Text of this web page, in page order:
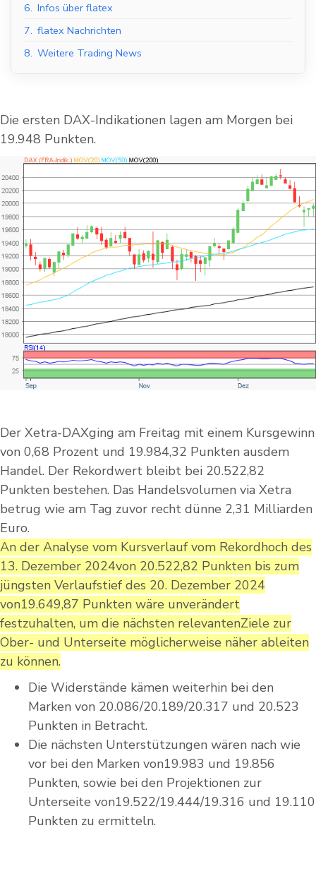
6. Infos über flatex
7. flatex Nachrichten
8. Weitere Trading News
Die ersten DAX-Indikationen lagen am Morgen bei
19.948 Punkten.
Der Xetra-DAXging am Freitag mit einem Kursgewinn
von 0,68 Prozent und 19.984,32 Punkten ausdem
Handel. Der Rekordwert bleibt bei 20.522,82
Punkten bestehen. Das Handelsvolumen via Xetra
betrug wie am Tag zuvor recht dünne 2,31 Milliarden
Euro.
An der Analyse vom Kursverlauf vom Rekordhoch des
13. Dezember 2024von 20.522,82 Punkten bis zum
jüngsten Verlaufstief des 20. Dezember 2024
von19.649,87 Punkten wäre unverändert
festzuhalten, um die nächsten relevantenZiele zur
Ober- und Unterseite möglicherweise näher ableiten
zu können.
Die Widerstände kämen weiterhin bei den
Marken von 20.086/20.189/20.317 und 20.523
Punkten in Betracht.
Die nächsten Unterstützungen wären nach wie
vor bei den Marken von19.983 und 19.856
Punkten, sowie bei den Projektionen zur
Unterseite von19.522/19.444/19.316 und 19.110
Punkten zu ermitteln.